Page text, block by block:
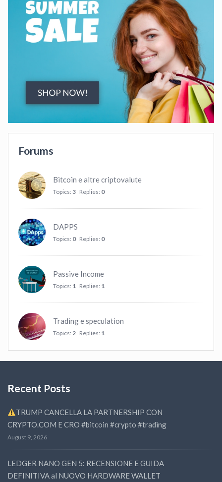
Forums
Bitcoin e altre criptovalute
Topics: 3 Replies: 0
DAPPS
Topics: 0 Replies: 0
Passive Income
Topics: 1 Replies: 1
Trading e speculation
Topics: 2 Replies: 1
Recent Posts
TRUMP CANCELLA LA PARTNERSHIP CON
CRYPTO.COM E CRO #bitcoin #crypto #trading
August 9, 2026
LEDGER NANO GEN 5: RECENSIONE E GUIDA
DEFINITIVA al NUOVO HARDWARE WALLET